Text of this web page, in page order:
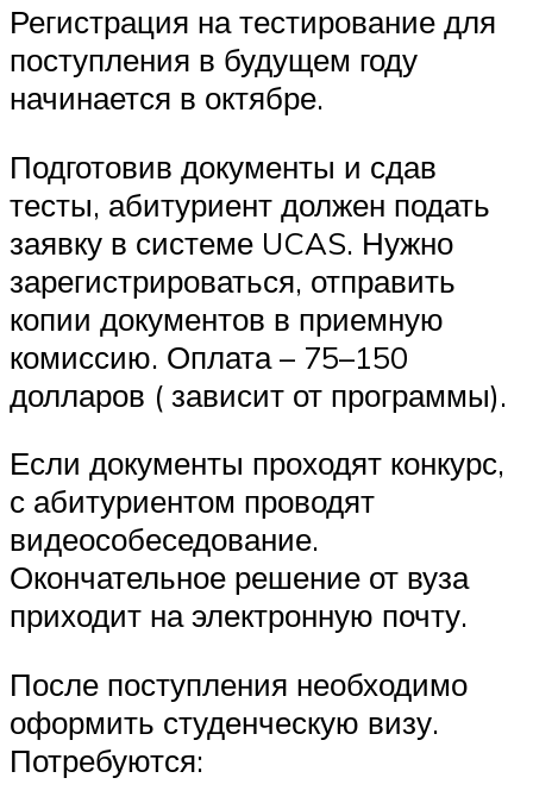
Регистрация на тестирование для
поступления в будущем году
начинается в октябре.
Подготовив документы и сдав
тесты, абитуриент должен подать
заявку в системе UCAS. Нужно
зарегистрироваться, отправить
копии документов в приемную
комиссию. Оплата – 75–150
долларов ( зависит от программы).
Если документы проходят конкурс,
с абитуриентом проводят
видеособеседование.
Окончательное решение от вуза
приходит на электронную почту.
После поступления необходимо
оформить студенческую визу.
Потребуются: